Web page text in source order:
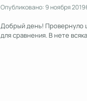
Опубликовано:9 ноября 2019
Добрый день! Провернуло
для сравнения. В нете